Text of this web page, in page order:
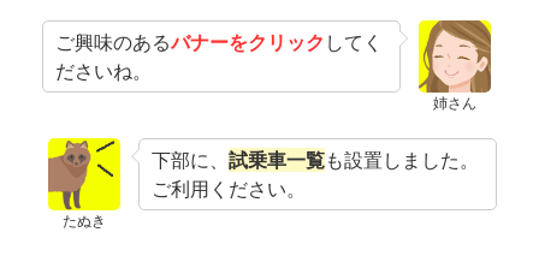
姉さん
ご興味のあるバナーをクリック してく
ださいね。
たぬき
下部に、 試乗車一覧も設置しました。
ご利用ください。